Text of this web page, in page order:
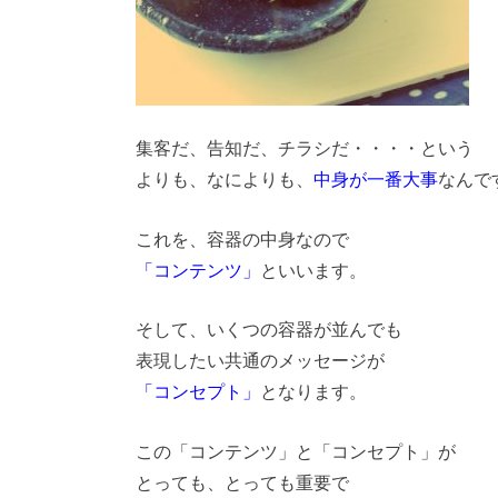
集客だ、告知だ、チラシだ・・・・という
よりも、なによりも、 中身が一番大事なんで
これを、容器の中身なので
「コンテンツ」
といいます。
そして、いくつの容器が並んでも
表現したい共通のメッセージが
「コンセプト」 となります。
この「コンテンツ」と「コンセプト」が
とっても、とっても重要で